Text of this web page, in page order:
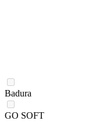
Badura
GO SOFT